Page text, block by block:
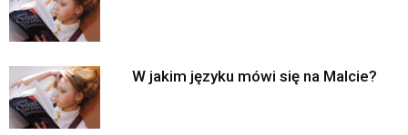
W jakim języku mówi się na Malcie?